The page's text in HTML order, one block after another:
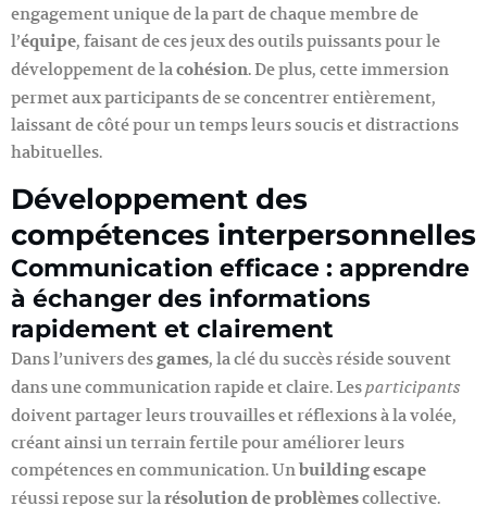
engagement unique de la part de chaque membre de
l’équipe, faisant de ces jeux des outils puissants pour le
développement de lacohésion. De plus, cette immersion
permet aux participants de se concentrer entièrement,
laissant de côté pour un temps leurs soucis et distractions
habituelles.
Développement des
compétences interpersonnelles
Communication efficace : apprendre
à échanger des informations
rapidement et clairement
Dans l’univers desgames, la clé du succès réside souvent
dans une communication rapide et claire. Lesparticipants
doivent partager leurs trouvailles et réflexions à la volée,
créant ainsi un terrain fertile pour améliorer leurs
compétences en communication. Unbuilding escape
réussi repose sur larésolution de problèmescollective.